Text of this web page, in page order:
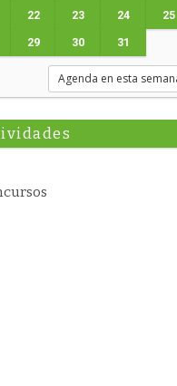
22 23 24 25
29 30 31
Agenda en esta